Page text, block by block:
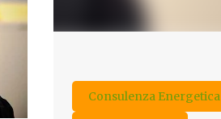
Consulenza Energetica